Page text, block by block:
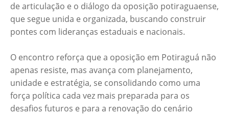
de articulação e o diálogo da oposição potiraguaense,
que segue unida e organizada, buscando construir
pontes com lideranças estaduais e nacionais.
O encontro reforça que a oposição em Potiraguá não
apenas resiste, mas avança com planejamento,
unidade e estratégia, se consolidando como uma
força política cada vez mais preparada para os
desafios futuros e para a renovação do cenário